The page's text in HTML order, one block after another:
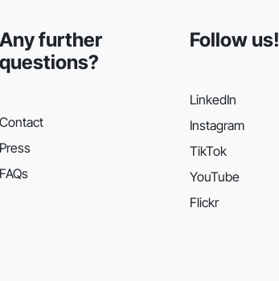
further
Follow us!
LinkedIn
Instagram
TikTok
YouTube
Flickr